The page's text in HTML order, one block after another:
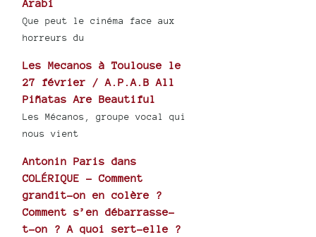
Arabi
Que peut le cinéma face aux
horreurs du
Les Mecanos à Toulouse le
27 février / A.P.A.B All
Piñatas Are Beautiful
Les Mécanos, groupe vocal qui
nous vient
Antonin Paris dans
COLÉRIQUE - Comment
grandit-on en colère ?
Comment s’en débarrasse-
t-on ? A quoi sert-elle ?